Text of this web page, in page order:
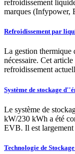
refroidissement
marques (Infypower,
Refroidissement par
La gestion thermique
nécessaire. Cet
refroidissement
Système de stockage
Le système de
kW/230 kWh a été
EVB. Il est largement
Technologie de